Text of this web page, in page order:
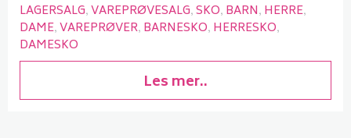
LAGERSALG VAREPRØVESALG SKO BARN HERRE
DAME VAREPRØVER BARNESKO HERRESKO
DAMESKO
Les mer..